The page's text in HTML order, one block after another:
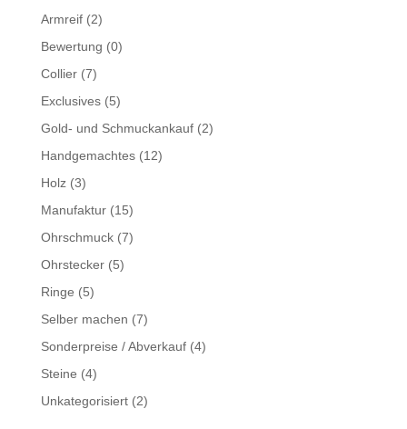
Armreif(2)
Bewertung (0)
Collier(7)
Exclusives(5)
Gold- und Schmuckankauf(2)
Handgemachtes(12)
Holz(3)
Manufaktur(15)
Ohrschmuck(7)
Ohrstecker(5)
Ringe (5)
Selber machen (7)
Sonderpreise / Abverkauf(4)
Steine (4)
Unkategorisiert(2)